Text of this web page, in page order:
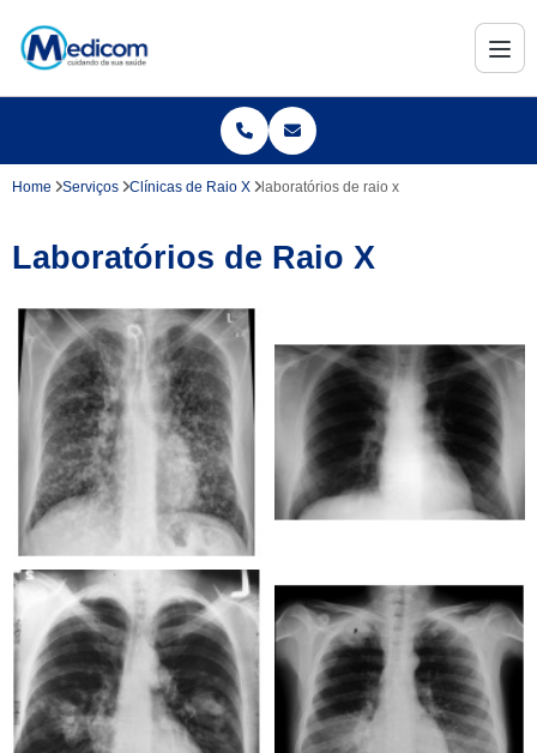
Home Serviços Clínicas de Raio X laboratórios de raio x
Laboratórios de Raio X